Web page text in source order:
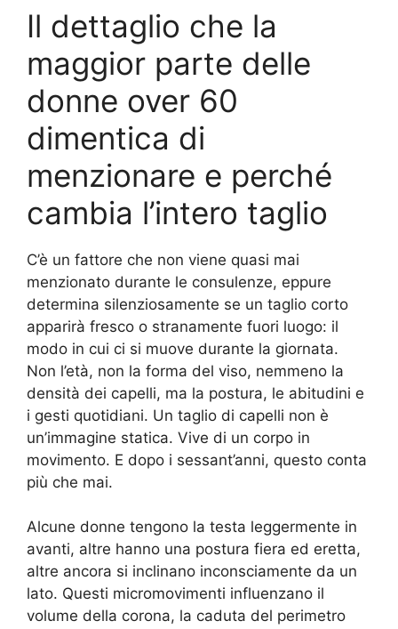
Il dettaglio che la
maggior parte delle
donne over 60
dimentica di
menzionare e perché
cambia l’intero taglio
C’è un fattore che non viene quasi mai
menzionato durante le consulenze, eppure
determina silenziosamente se un taglio corto
apparirà fresco o stranamente fuori luogo: il
modo in cui ci si muove durante la giornata.
Non l’età, non la forma del viso, nemmeno la
densità dei capelli, ma la postura, le abitudini e
i gesti quotidiani. Un taglio di capelli non è
un’immagine statica. Vive di un corpo in
movimento. E dopo i sessant’anni, questo conta
più che mai.
Alcune donne tengono la testa leggermente in
avanti, altre hanno una postura fiera ed eretta,
altre ancora si inclinano inconsciamente da un
lato. Questi micromovimenti influenzano il
volume della corona, la caduta del perimetro